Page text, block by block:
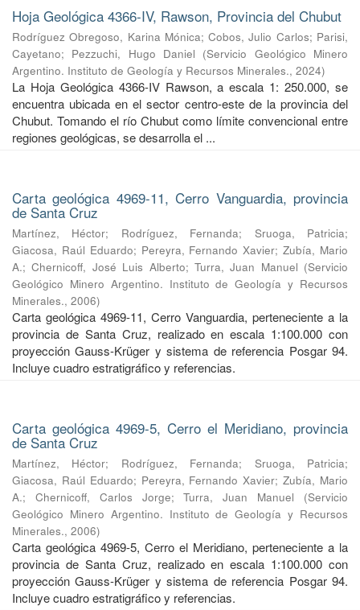
Hoja Geológica 4366-IV, Rawson, Provincia del Chubut
Rodríguez Obregoso, Karina Mónica;Cobos, Julio Carlos; Parisi,
Cayetano; Pezzuchi, Hugo Daniel (Servicio Geológico Minero
Argentino. Instituto de Geología y Recursos Minerales., 2024)
La Hoja Geológica 4366-IV Rawson, a escala 1: 250.000, se
encuentra ubicada en el sector centro-este de la provincia del
Chubut. Tomando el río Chubut como límite convencional entre
regiones geológicas, se desarrolla el ...
Carta geológica 4969-11, Cerro Vanguardia, provincia
de Santa Cruz
Martínez, Héctor; Rodríguez, Fernanda; Sruoga, Patricia;
Giacosa, Raúl Eduardo; Pereyra, Fernando Xavier;Zubía, Mario
A.;Chernicoff, José Luis Alberto; Turra, Juan Manuel (Servicio
Geológico Minero Argentino. Instituto de Geología y Recursos
Minerales., 2006)
Carta geológica 4969-11, Cerro Vanguardia, perteneciente a la
provincia de Santa Cruz, realizado en escala 1:100.000 con
proyección Gauss-Krüger y sistema de referencia Posgar 94.
Incluye cuadro estratigráfico y referencias.
Carta geológica 4969-5, Cerro el Meridiano, provincia
de Santa Cruz
Martínez, Héctor; Rodríguez, Fernanda; Sruoga, Patricia;
Giacosa, Raúl Eduardo; Pereyra, Fernando Xavier;Zubía, Mario
A.; Chernicoff, Carlos Jorge;Turra, Juan Manuel (Servicio
Geológico Minero Argentino. Instituto de Geología y Recursos
Minerales., 2006)
Carta geológica 4969-5, Cerro el Meridiano, perteneciente a la
provincia de Santa Cruz, realizado en escala 1:100.000 con
proyección Gauss-Krüger y sistema de referencia Posgar 94.
Incluye cuadro estratigráfico y referencias.